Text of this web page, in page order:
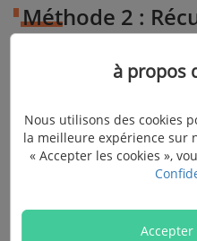
Méthode 2 :
de FonePaw
Données
Si les photos supprimées
sauvegarde à disposition,
à propos
Nous utilisons des cookies
la meilleure expérience sur
« Accepter les cookies »,
Accepter